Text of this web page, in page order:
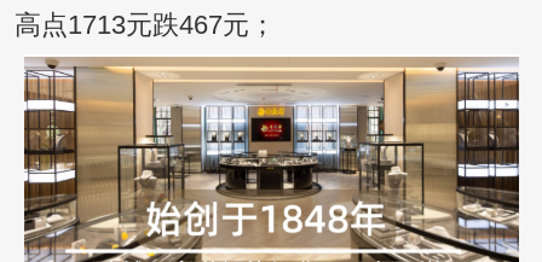
高点1713元跌467元；